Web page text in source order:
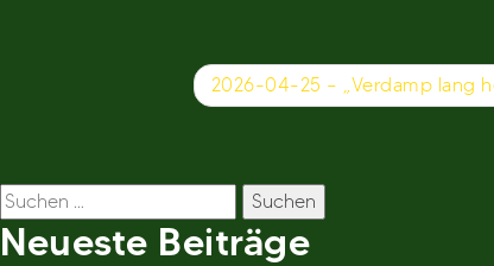
Beitragsnavigation2026-04-25 – „Verdamp lang
Suchen
nach:
Neueste Beiträge